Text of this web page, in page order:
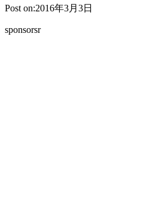
Post on:2016年3月3日
sponsorsr